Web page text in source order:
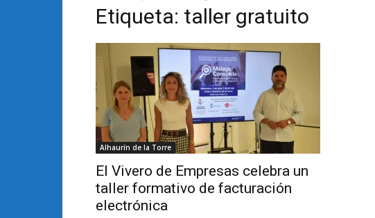
Etiqueta: taller gratuito
Alhaurín de la Torre
El Vivero de Empresas celebra un
taller formativo de facturación
electrónica